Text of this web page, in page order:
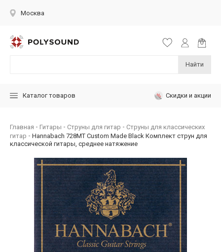
Москва
Найти
Каталог товаров Скидки и акции
Главная Гитары Струны для гитар
Струны для классических
гитар
Hannabach 728MT Custom Made Black Комплект струн для
классической гитары, среднее натяжение